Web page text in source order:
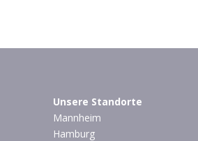
Unsere Standorte
Mannheim
Hamburg